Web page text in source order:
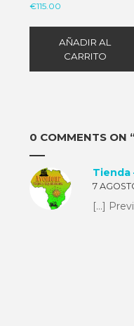
€115.00
AÑADIR AL
CARRITO
0 COMMENTS ON “
Tienda
7
[…]